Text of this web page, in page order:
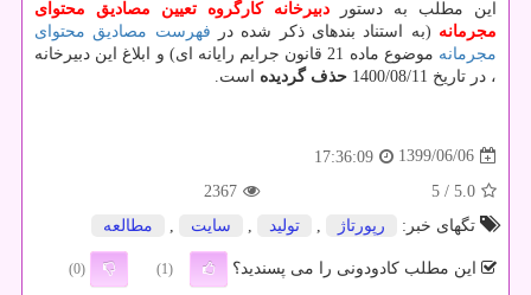
این مطلب به دستور دبیرخانه كارگروه تعیین مصادیق محتوای
مجرمانه (به استناد بندهای ذکر شده در فهرست مصادیق محتوای
مجرمانه
موضوع ماده 21 قانون جرایم رایانه ای) و ابلاغ این دبیرخانه
، در تاریخ 1400/08/11
حذف گردیده است.
1399/06/06
17:36:09
5.0
/ 5
2367
تگهای خبر:
رپورتاژ تولید سایت مطالعه
این مطلب کادودونی را می پسندید؟ (1)
(0)